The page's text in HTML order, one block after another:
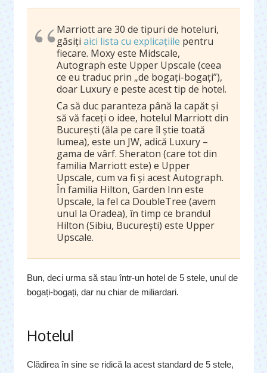
Marriott are 30 de tipuri de hoteluri,
găsiţi aici lista cu explicaţiile pentru
fiecare. Moxy este Midscale,
Autograph este Upper Upscale (ceea
ce eu traduc prin „de bogaţi-bogaţi”),
doar Luxury e peste acest tip de hotel.
Ca să duc paranteza până la capăt şi
să vă faceţi o idee, hotelul Marriott din
Bucureşti (ăla pe care îl ştie toată
lumea), este un JW, adică Luxury –
gama de vârf. Sheraton (care tot din
familia Marriott este) e Upper
Upscale, cum va fi şi acest Autograph.
În familia Hilton, Garden Inn este
Upscale, la fel ca DoubleTree (avem
unul la Oradea), în timp ce brandul
Hilton (Sibiu, Bucureşti) este Upper
Upscale.
Bun, deci urma să stau într-un hotel de 5 stele, unul de
bogați-bogați, dar nu chiar de miliardari.
Hotelul
Clădirea în sine se ridică la acest standard de 5 stele,